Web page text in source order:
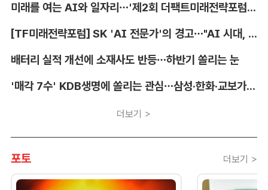
미래를 여는 AI와 일자리…'제2회 더팩트미래전략포럼' 참가 신청
[TF미래전략포럼] SK 'AI 전문가'의 경고…"AI 시대, 인재 격차 더 커진다"
배터리 실적 개선에 소재사도 반등…하반기 쏠리는 눈
'매각 7수' KDB생명에 쏠리는 관심…삼성·한화·교보가 주목하는 이유
더보기 >
포토 더보기 >